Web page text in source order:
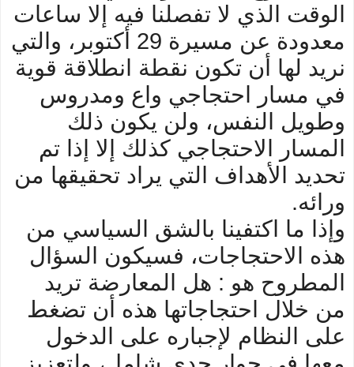
الوقت الذي لا تفصلنا فيه إلا ساعات
معدودة عن مسيرة 29 أكتوبر، والتي
نريد لها أن تكون نقطة انطلاقة قوية
في مسار احتجاجي واع ومدروس
وطويل النفس، ولن يكون ذلك
المسار الاحتجاجي كذلك إلا إذا تم
تحديد الأهداف التي يراد تحقيقها من
ورائه.
وإذا ما اكتفينا بالشق السياسي من
هذه الاحتجاجات، فسيكون السؤال
المطروح هو : هل المعارضة تريد
من خلال احتجاجاتها هذه أن تضغط
على النظام لإجباره على الدخول